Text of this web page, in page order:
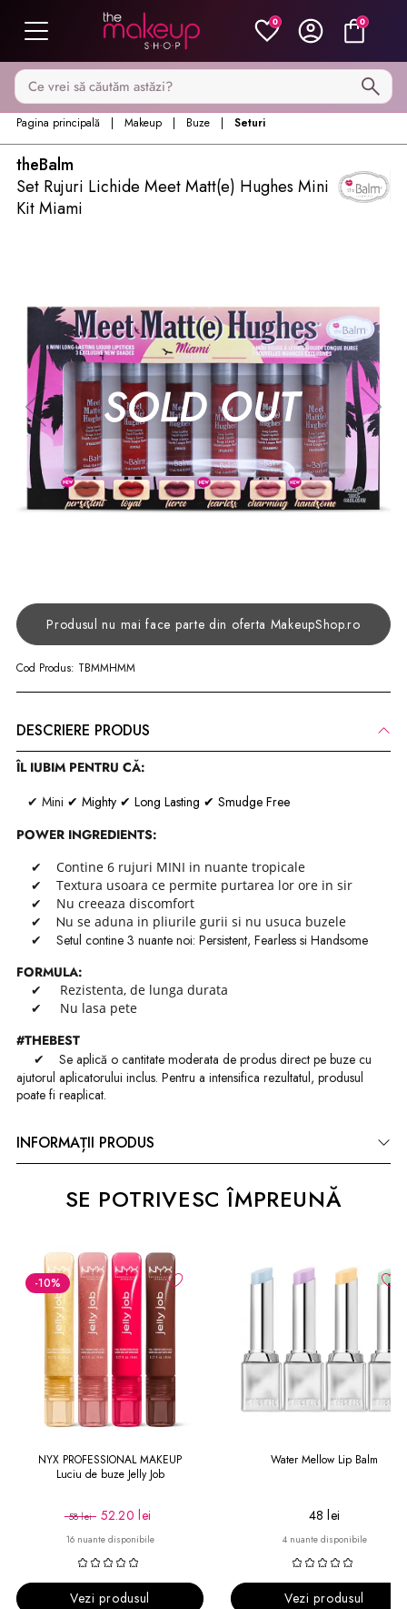
0 0
Caută pe MakeupShop
Pagina principală Makeup Buze Seturi
theBalm
Set Rujuri Lichide Meet Matt(e) Hughes Mini
Kit Miami
Produsul nu mai face parte din oferta MakeupShop.ro
Cod Produs: TBMMHMM
DESCRIERE PRODUS
ÎL IUBIM PENTRU CĂ:
✔ Mini ✔ Mighty ✔ Long Lasting ✔ Smudge Free
POWER INGREDIENTS:
✔
Contine 6 rujuri MINI in nuante tropicale
✔ Textura usoara ce permite purtarea lor ore in sir
✔ Nu creeaza discomfort
✔ Nu se aduna in pliurile gurii si nu usuca buzele
✔ Setul contine 3 nuante noi: Persistent, Fearless si Handsome
FORMULA:
✔ Rezistenta, de lunga durata
✔ Nu lasa pete
#THEBEST
✔ Se aplică o cantitate moderata de produs direct pe buze cu
ajutorul aplicatorului inclus. Pentru a intensifica rezultatul, produsul
poate fi reaplicat.
INFORMAȚII PRODUS
SE POTRIVESC ÎMPREUNĂ
-10%
NYX PROFESSIONAL MAKEUP
Luciu de buze Jelly Job
58 lei 52.20 lei
16 nuante disponibile
Vezi produsul
Water Mellow Lip Balm
48 lei
4 nuante disponibile
Vezi produsul